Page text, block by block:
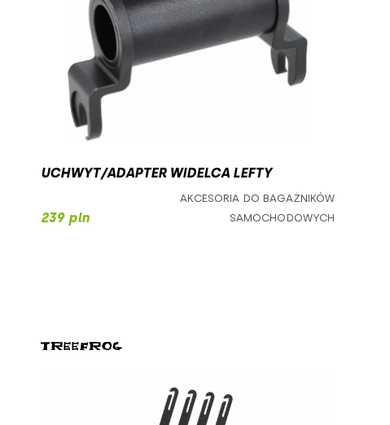
UCHWYT/ADAPTER WIDELCA LEFTY
239 pln
AKCESORIA DO BAGAŻNIKÓW
SAMOCHODOWYCH